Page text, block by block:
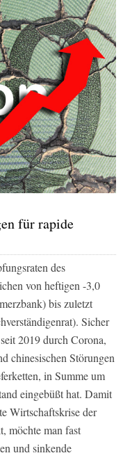
für rapide
des
von heftigen -3,0
bis zuletzt
Sicher
2019 durch Corona,
chinesischen Störungen
in Summe um
eingebüßt hat. Damit
Wirtschaftskrise der
möchte man fast
und sinkende